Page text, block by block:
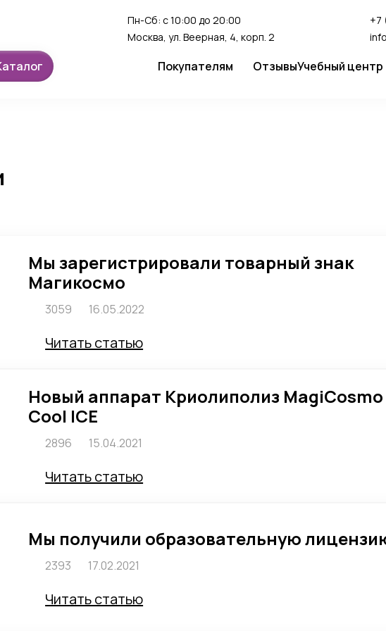
Пн-Сб: с 10:00 до 20:00
Москва, ул. Веерная, 4, корп. 2
+7
Покупателям ОтзывыУчебный центр
Мы зарегистрировали товарный знак
Магикосмо
3059 16.05.2022
Читать статью
Новый аппарат Криолиполиз MagiCosmo
Cool ICE
2896 15.04.2021
Читать статью
Мы получили образовательную
2393 17.02.2021
Читать статью